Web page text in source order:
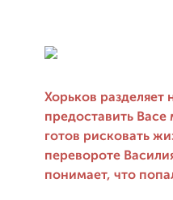
Хорьков разделяет
предоставить
готов рисковать
перевороте
понимает, что